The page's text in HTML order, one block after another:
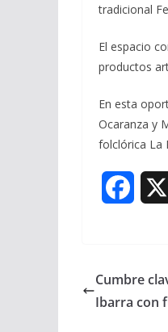
tradicional
El espacio
productos
En esta
Ocaranza y
folclórica La
e
Cumbre
Ibarra con